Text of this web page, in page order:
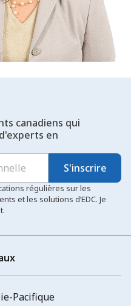
canadiens qui
en
S'inscrire
régulières sur les
et les solutions d’EDC. Je
Pacifique